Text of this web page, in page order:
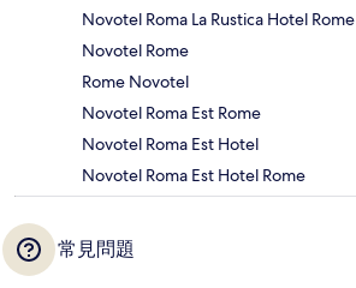
Novotel Roma La Rustica Hotel Rome
Novotel Rome
Rome Novotel
Novotel Roma Est Rome
Novotel Roma Est Hotel
Novotel Roma Est Hotel Rome
常見問題